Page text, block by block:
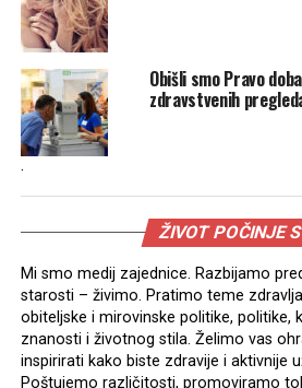
Obišli smo Pravo
zdravstvenih
.
ŽIVOT POČINJE
Mi smo medij zajednice. Razbijamo
starosti – živimo. Pratimo teme
obiteljske i mirovinske politike, politike,
znanosti i životnog stila. Želimo vas
inspirirati kako biste zdravije i aktivnije
Poštujemo različitosti, promoviramo